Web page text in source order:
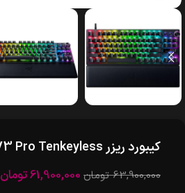
کیبورد ریزر Huntsman V3 Pro Tenkeyless
63,900,000 تومان 61,900,000تومان